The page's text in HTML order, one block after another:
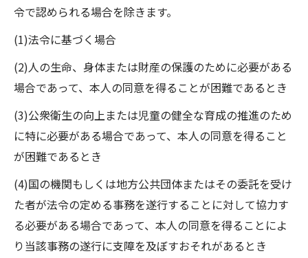
令で認められる場合を除きます。
(1)法令に基づく場合
(2)人の生命、身体または財産の保護のために必要がある
場合であって、本人の同意を得ることが困難であるとき
(3)公衆衛生の向上または児童の健全な育成の推進のため
に特に必要がある場合であって、本人の同意を得ること
が困難であるとき
(4)国の機関もしくは地方公共団体またはその委託を受け
た者が法令の定める事務を遂行することに対して協力す
る必要がある場合であって、本人の同意を得ることによ
り当該事務の遂行に支障を及ぼすおそれがあるとき